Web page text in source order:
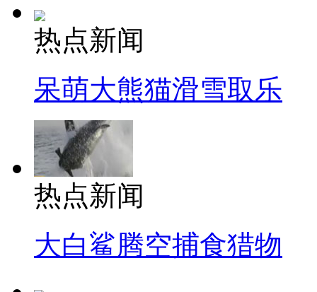
热点新闻
呆萌大熊猫滑雪取乐
热点新闻
大白鲨腾空捕食猎物